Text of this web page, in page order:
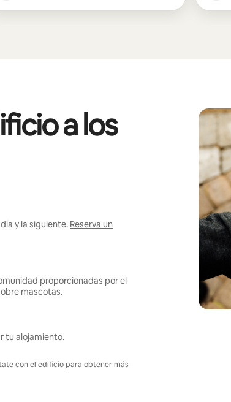
a los
y la siguiente. Reserva un
proporcionadas por el
mascotas.
tu alojamiento.
con el edificio para obtener más